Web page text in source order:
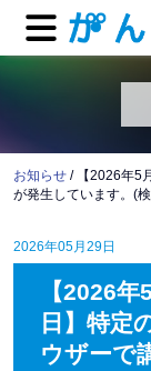
お知らせ / 【2026年5
が発生しています。(
2026年05月29日
【2026年
日】特定
ウザーで